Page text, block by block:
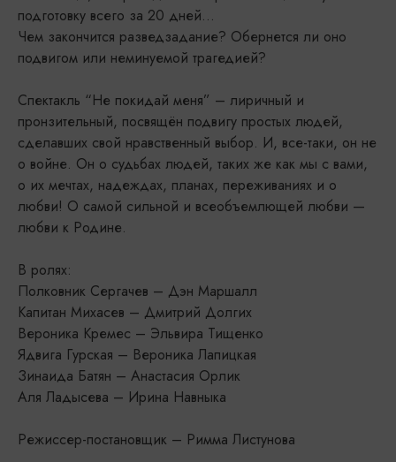
подготовку всего за 20 дней…
Чем закончится разведзадание? Обернется ли оно
подвигом или неминуемой трагедией?
Спектакль “Не покидай меня” – лиричный и
пронзительный, посвящён подвигу простых людей,
сделавших свой нравственный выбор. И, все-таки, он не
о войне. Он о судьбах людей, таких же как мы с вами,
о их мечтах, надеждах, планах, переживаниях и о
любви! О самой сильной и всеобъемлющей любви —
любви к Родине.
В ролях:
Полковник Сергачев – Дэн Маршалл
Капитан Михасев – Дмитрий Долгих
Вероника Кремес – Эльвира Тищенко
Ядвига Гурская – Вероника Лапицкая
Зинаида Батян – Анастасия Орлик
Аля Ладысева – Ирина Навныка
Режиссер-постановщик – Римма Листунова